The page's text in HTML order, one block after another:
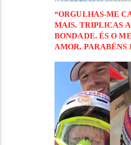
“ORGULHAS-ME
MAIS. TRIPLICAS
BONDADE. ÉS O
AMOR. PARABÉNS